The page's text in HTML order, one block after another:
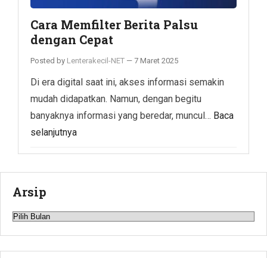
Cara Memfilter Berita Palsu
dengan Cepat
Posted by Lenterakecil-NET — 7 Maret 2025
Di era digital saat ini, akses informasi semakin
mudah didapatkan. Namun, dengan begitu
banyaknya informasi yang beredar, muncul… Baca
selanjutnya
Arsip
Arsip